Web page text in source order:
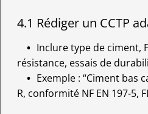
4.1 Rédiger un CCTP
Inclure type de ciment,
résistance, essais de
Exemple : “Ciment bas
R, conformité NF EN 197-5,